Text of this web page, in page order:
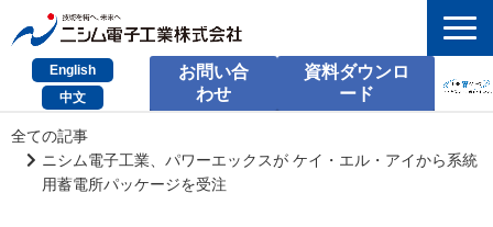
English
中文
お問い合
わせ
資料ダウンロ
ード
全ての記事
ニシム電子工業、パワーエックスが ケイ・エル・アイから系統
用蓄電所パッケージを受注